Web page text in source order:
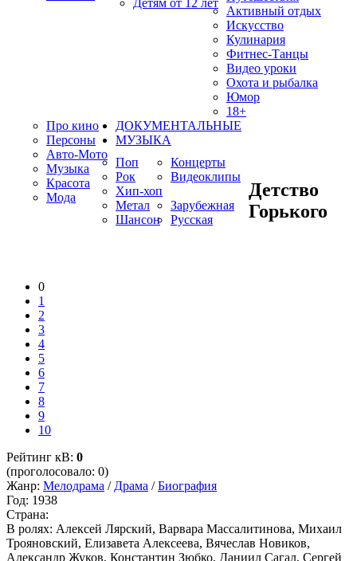
Детям от 12 лет
Активный отдых
Искусство
Кулинария
Фитнес-Танцы
Видео уроки
Охота и рыбалка
Юмор
18+
Про кино
Персоны
Авто-Мото
Музыка
Красота
Мода
ДОКУМЕНТАЛЬНЫЕ
МУЗЫКА
Поп
Рок
Хип-хоп
Метал
Шансон
Концерты
Видеоклипы
Зарубежная
Русская
Детство
Горького
0
1
2
3
4
5
6
7
8
9
10
Рейтинг кВ: 0
(проголосовало: 0)
Жанр: Мелодрама / Драма /Биография
Год: 1938
Страна:
В ролях: Алексей Лярский, Варвара Массалитинова, Михаил
Трояновский, Елизавета Алексеева, Вячеслав Новиков,
Александр Жуков, Константин Зюбко, Даниил Сагал, Сергей